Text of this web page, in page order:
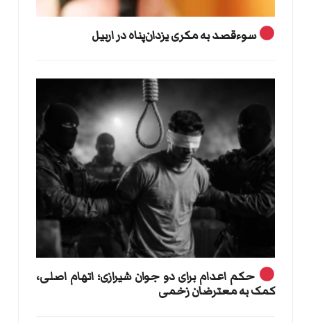
سوءقصد به مکری یزدان‌پناه در اربیل
حکم اعدام برای دو جوان شیرازی؛ اتهام اصلی،
کمک به معترضان زخمی